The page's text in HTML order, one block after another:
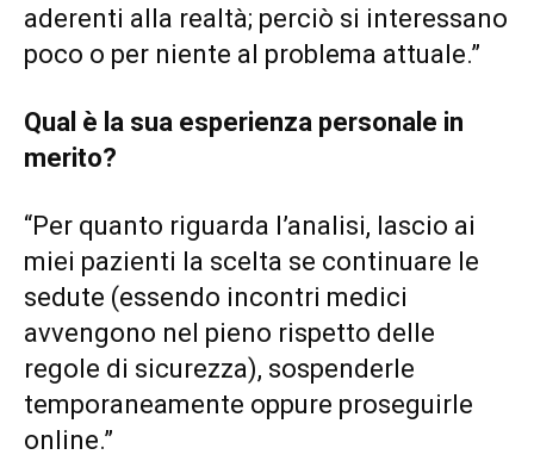
aderenti alla realtà; perciò si interessano
poco o per niente al problema attuale.”
Qual è la sua esperienza personale in
merito?
“Per quanto riguarda l’analisi, lascio ai
miei pazienti la scelta se continuare le
sedute (essendo incontri medici
avvengono nel pieno rispetto delle
regole di sicurezza), sospenderle
temporaneamente oppure proseguirle
online.”